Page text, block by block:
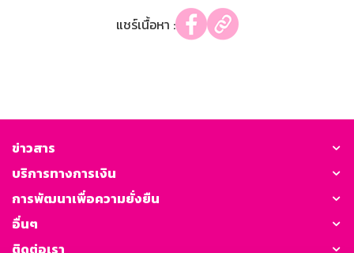
แชร์เนื้อหา :
ข่าวสาร
บริการทางการเงิน
การพัฒนาเพื่อความยั่งยืน
อื่นๆ